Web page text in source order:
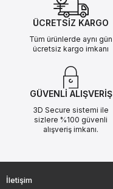
ÜCRETSİZ KARGO
Tüm ürünlerde aynı gün
ücretsiz kargo imkanı
GÜVENLİ ALIŞVERİŞ
3D Secure sistemi ile
sizlere %100 güvenli
alışveriş imkanı.
İletişim